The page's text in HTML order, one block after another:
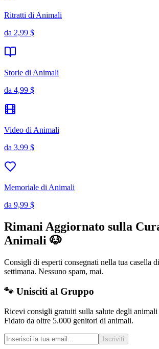
Ritratti di Animali
da 2,99 $
Storie di Animali
da 4,99 $
Video di Animali
da 3,99 $
Memoriale di Animali
da 9,99 $
Rimani Aggiornato sulla
Animali 🐶
Consigli di esperti consegnati nella tua casella
settimana. Nessuno spam, mai.
🐾 Unisciti al Gruppo
Ricevi consigli gratuiti sulla salute degli animali
Fidato da oltre 5.000 genitori di animali.
Iscriviti